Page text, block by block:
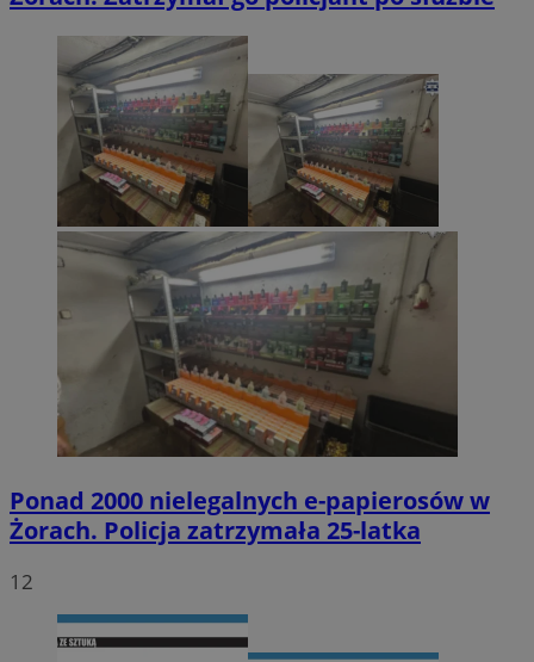
Ponad 2000 nielegalnych e-papierosów w
Żorach. Policja zatrzymała 25-latka
12